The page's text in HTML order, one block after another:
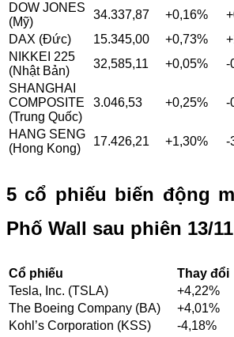
DOW JONES
(Mỹ)
34.337,87 +0,16%
DAX (Đức)
15.345,00 +0,73%
NIKKEI 225
(Nhật Bản)
32,585,11 +0,05% -
SHANGHAI
COMPOSITE
(Trung Quốc)
3.046,53 +0,25% -
HANG SENG
(Hong Kong)
17.426,21 +1,30% -
5 cổ phiếu biến động
Phố Wall sau phiên 13/11
Cổ phiếu Thay đổi
Tesla, Inc. (TSLA)
+4,22%
The Boeing Company (BA)
+4,01%
Kohl’s Corporation (KSS)
-4,18%